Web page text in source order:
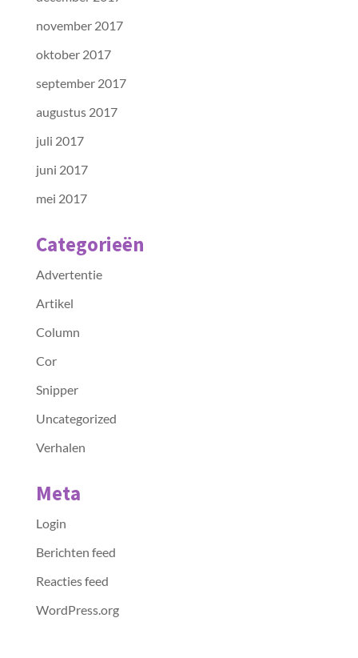
november 2017
oktober 2017
september 2017
augustus 2017
juli 2017
juni 2017
mei 2017
Categorieën
Advertentie
Artikel
Column
Cor
Snipper
Uncategorized
Verhalen
Meta
Login
Berichten feed
Reacties feed
WordPress.org